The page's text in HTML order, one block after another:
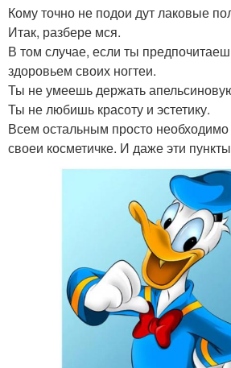
Кому точно не подои дут лаковые
Итак, разбере мся.
В том случае, если ты
здоровьем своих ногтеи.
Ты не умеешь держать
Ты не любишь красоту и эстетику.
Всем остальным просто необходимо
своеи косметичке. И даже эти